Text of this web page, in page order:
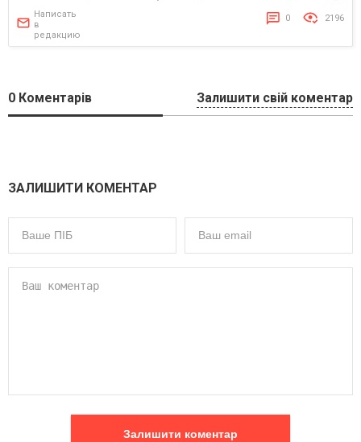
Написать
в
редакцию
0 2196
0 Коментарів Залишити свій коментар
ЗАЛИШИТИ КОМЕНТАР
Залишити коментар